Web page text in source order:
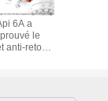
6A a
le
anti-retour
à utiliser